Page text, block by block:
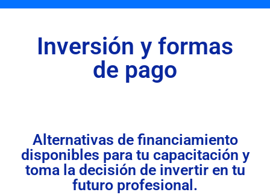
Inversión y formas
de pago
Alternativas de financiamiento
disponibles para tu capacitación y
toma la decisión de invertir en tu
futuro profesional.